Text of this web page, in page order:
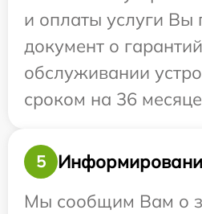
и оплаты услуги Вы
документ о
обслуживании
сроком на 36
5
Мы сообщим Вам о